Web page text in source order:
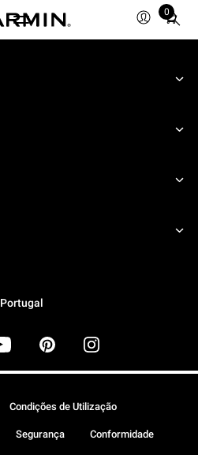
0
Total
items
cart:
Portugal
Condições de Utilização
Segurança Conformidade